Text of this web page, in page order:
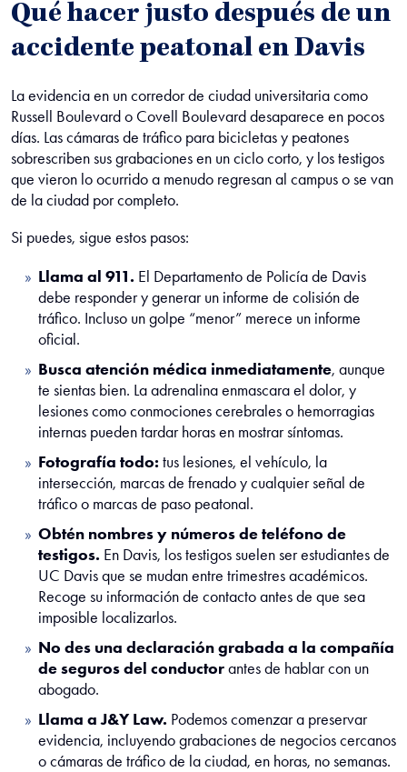
Qué hacer justo después de un
accidente peatonal en Davis
La evidencia en un corredor de ciudad universitaria como
Russell Boulevard o Covell Boulevard desaparece en pocos
días. Las cámaras de tráfico para bicicletas y peatones
sobrescriben sus grabaciones en un ciclo corto, y los testigos
que vieron lo ocurrido a menudo regresan al campus o se van
de la ciudad por completo.
Si puedes, sigue estos pasos:
Llama al 911. El Departamento de Policía de Davis
debe responder y generar un informe de colisión de
tráfico. Incluso un golpe “menor” merece un informe
oficial.
Busca atención médica inmediatamente, aunque
te sientas bien. La adrenalina enmascara el dolor, y
lesiones como conmociones cerebrales o hemorragias
internas pueden tardar horas en mostrar síntomas.
Fotografía todo: tus lesiones, el vehículo, la
intersección, marcas de frenado y cualquier señal de
tráfico o marcas de paso peatonal.
Obtén nombres y números de teléfono de
testigos. En Davis, los testigos suelen ser estudiantes de
UC Davis que se mudan entre trimestres académicos.
Recoge su información de contacto antes de que sea
imposible localizarlos.
No des una declaración grabada a la compañía
de seguros del conductorantes de hablar con un
abogado.
Llama a J&Y Law. Podemos comenzar a preservar
evidencia, incluyendo grabaciones de negocios cercanos
o cámaras de tráfico de la ciudad, en horas, no semanas.